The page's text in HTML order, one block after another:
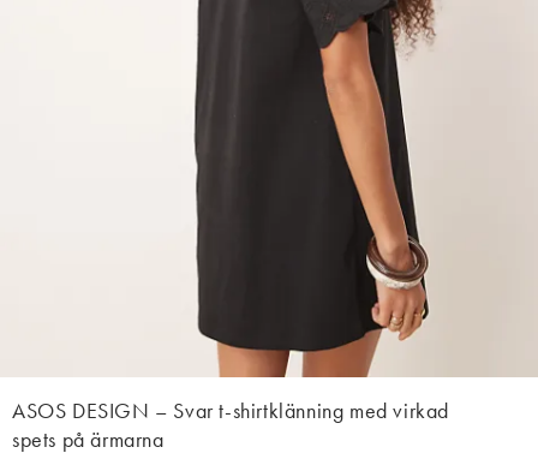
ASOS DESIGN – Svar t-shirtklänning med virkad
spets på ärmarna